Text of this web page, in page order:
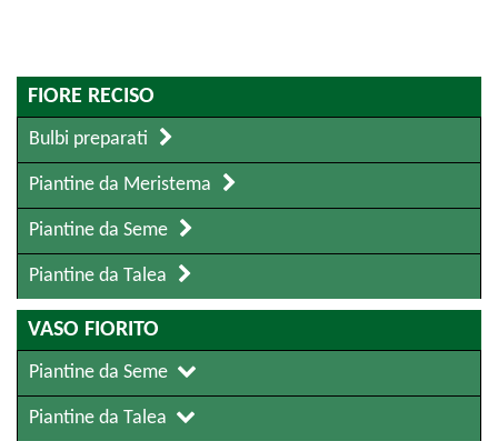
FIORE RECISO
Bulbi preparati
Piantine da Meristema
Piantine da Seme
Piantine da Talea
VASO FIORITO
Piantine da Seme
Piantine da Talea